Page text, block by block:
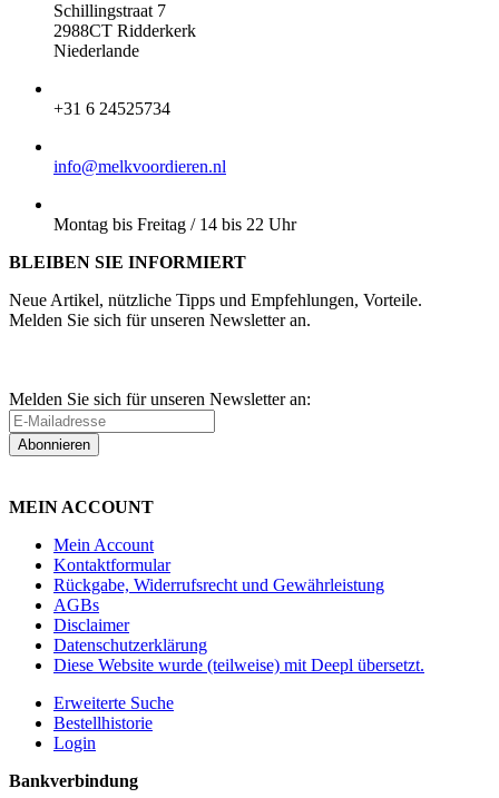
Schillingstraat 7
2988CT Ridderkerk
Niederlande
+31 6 24525734
info@melkvoordieren.nl
Montag bis Freitag / 14 bis 22 Uhr
BLEIBEN SIE INFORMIERT
Neue Artikel, nützliche Tipps und Empfehlungen, Vorteile.
Melden Sie sich für unseren Newsletter an.
Melden Sie sich für unseren Newsletter an:
Abonnieren
MEIN ACCOUNT
Mein Account
Kontaktformular
Rückgabe, Widerrufsrecht und Gewährleistung
AGBs
Disclaimer
Datenschutzerklärung
Diese Website wurde (teilweise) mit Deepl übersetzt.
Erweiterte Suche
Bestellhistorie
Login
Bankverbindung